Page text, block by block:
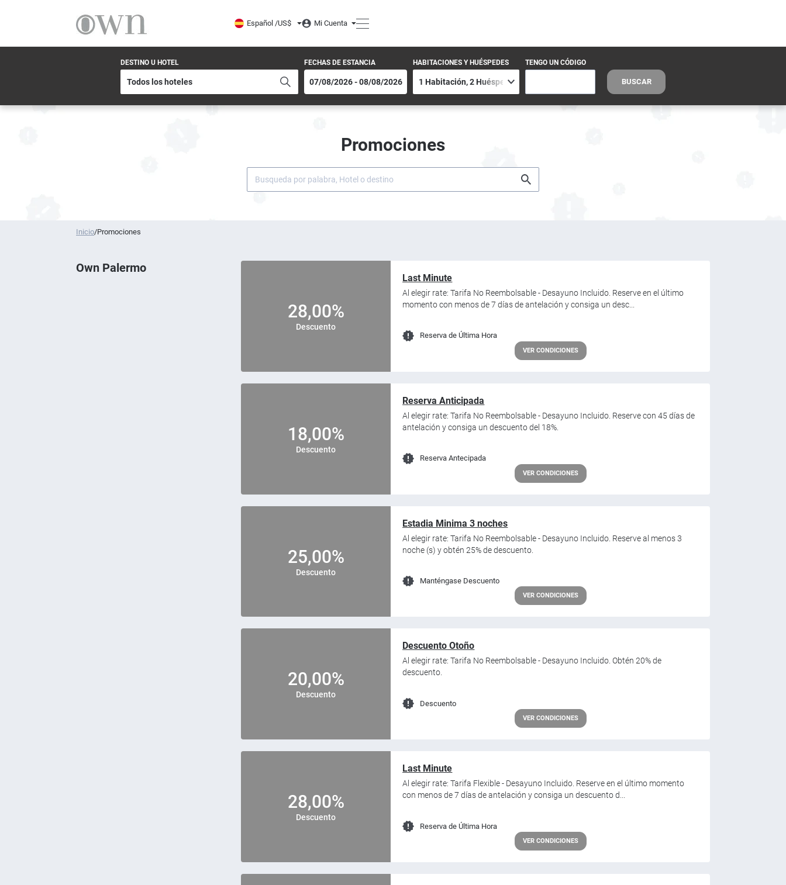
Español /US$ Mi Cuenta
DESTINO U HOTEL FECHAS DE ESTANCIA HABITACIONES Y HUÉSPEDES TENGO UN CÓDIGO
BUSCAR
Promociones
Inicio/Promociones
Own Palermo
28,00%
Descuento
Last Minute
Al elegir rate: Tarifa No Reembolsable - Desayuno Incluido. Reserve en el último
momento con menos de 7 días de antelación y consiga un desc...
Reserva de Última Hora
VER CONDICIONES
18,00%
Descuento
Reserva Anticipada
Al elegir rate: Tarifa No Reembolsable - Desayuno Incluido. Reserve con 45 días de
antelación y consiga un descuento del 18%.
Reserva Antecipada
VER CONDICIONES
25,00%
Descuento
Estadia Minima 3 noches
Al elegir rate: Tarifa No Reembolsable - Desayuno Incluido. Reserve al menos 3
noche (s) y obtén 25% de descuento.
Manténgase Descuento
VER CONDICIONES
20,00%
Descuento
Descuento Otoño
Al elegir rate: Tarifa No Reembolsable - Desayuno Incluido. Obtén 20% de
descuento.
Descuento
VER CONDICIONES
28,00%
Descuento
Last Minute
Al elegir rate: Tarifa Flexible - Desayuno Incluido. Reserve en el último momento
con menos de 7 días de antelación y consiga un descuento d...
Reserva de Última Hora
VER CONDICIONES